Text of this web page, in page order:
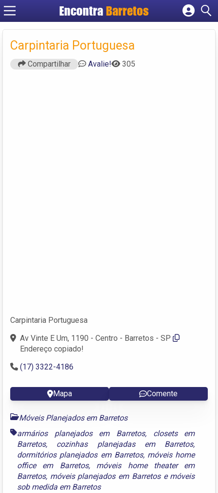
Encontra Barretos
Cadastrar empresa
Criar conta
Carpintaria Portuguesa
Compartilhar Avalie! 305
Carpintaria Portuguesa
Av Vinte E Um, 1190 - Centro - Barretos - SP
Endereço copiado!
(17) 3322-4186
Mapa Comente
Móveis Planejados em Barretos
armários planejados em Barretos, closets em
Barretos, cozinhas planejadas em Barretos,
dormitórios planejados em Barretos, móveis home
office em Barretos, móveis home theater em
Barretos, móveis planejados em Barretose móveis
sob medida em Barretos